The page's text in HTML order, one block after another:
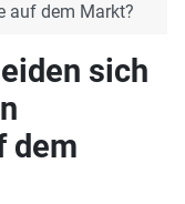
auf dem Markt?
sich
dem